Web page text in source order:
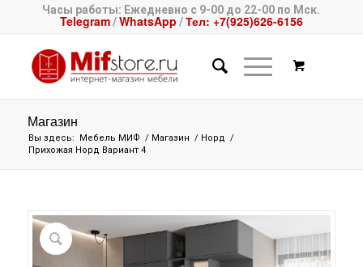
Часы работы: Ежедневно с 9-00 до 22-00 по Мск.
Telegram/WhatsApp /Тел: +7(925)626-6156
Магазин
Вы здесь: Мебель МИФ / Магазин / Норд /
Прихожая Норд Вариант 4